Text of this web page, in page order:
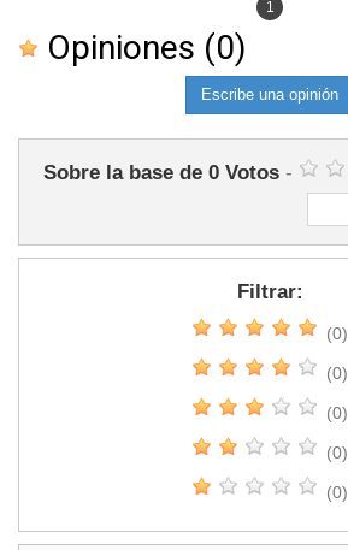
1
Opiniones (0)
Escribe una opinión
Sobre la base de 0 Votos -
Filtrar:
(0)
(0)
(0)
(0)
(0)